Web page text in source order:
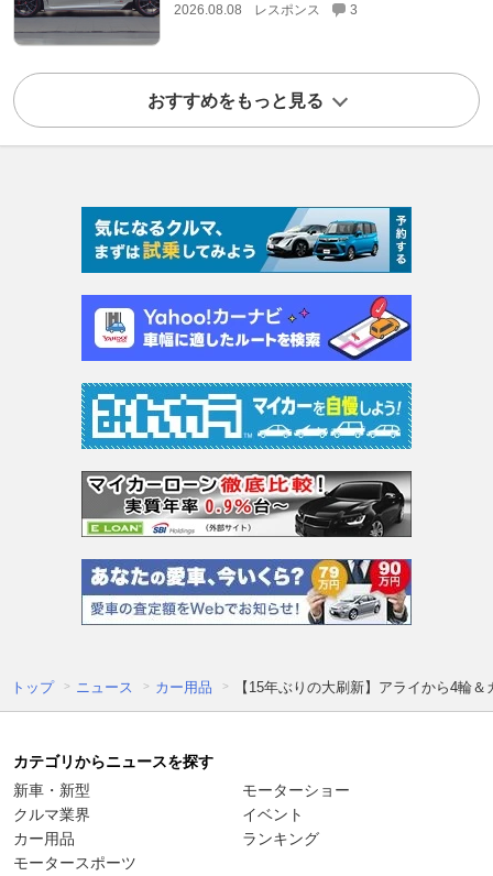
2026.08.08 レスポンス 3
おすすめをもっと見る
トップ ニュース カー用品 【15年ぶりの大刷新】アライから4輪
カテゴリからニュースを探す
新車・新型
クルマ業界
カー用品
モータースポーツ
モーターショー
イベント
ランキング